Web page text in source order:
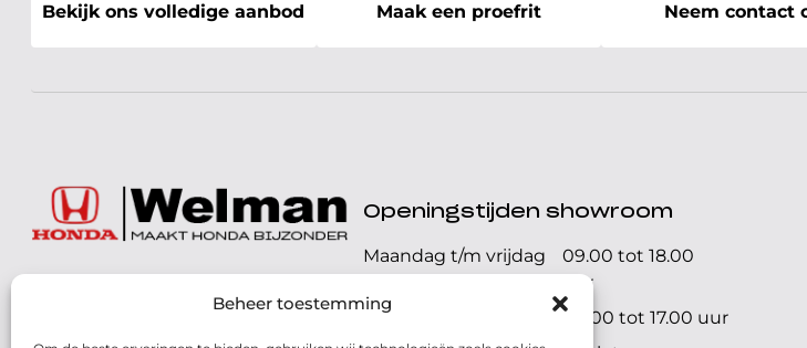
Beheer toestemming
Bekijk ons volledige aanbod Maak een proefrit Neem contact
072 - 57 16 9 40
Parelweg 3, 1812 RS
Openingstijden showroom
Maandag t/m vrijdag
09.00 tot 18.00
uur
Zaterdag
09.00 tot 17.00 uur